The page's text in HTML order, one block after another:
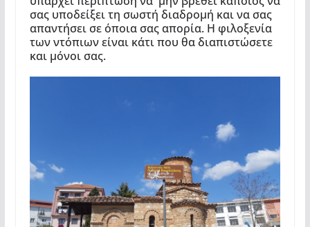
σας υποδείξει τη σωστή διαδρομή και να σας
απαντήσει σε όποια σας απορία. Η φιλοξενία
των ντόπιων είναι κάτι που θα διαπιστώσετε
και μόνοι σας.